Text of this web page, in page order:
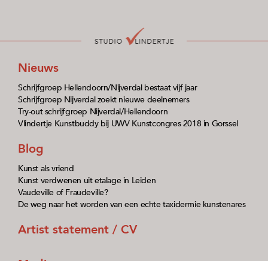
Nieuws
Schrijfgroep Hellendoorn/Nijverdal bestaat vijf jaar
Schrijfgroep Nijverdal zoekt nieuwe deelnemers
Try-out schrijfgroep Nijverdal/Hellendoorn
Vlindertje Kunstbuddy bij UWV Kunstcongres 2018 in Gorssel
Blog
Kunst als vriend
Kunst verdwenen uit etalage in Leiden
Vaudeville of Fraudeville?
De weg naar het worden van een echte taxidermie kunstenares
Artist statement / CV